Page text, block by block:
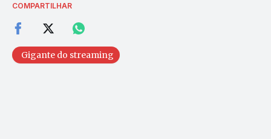
COMPARTILHAR
Gigante do streaming